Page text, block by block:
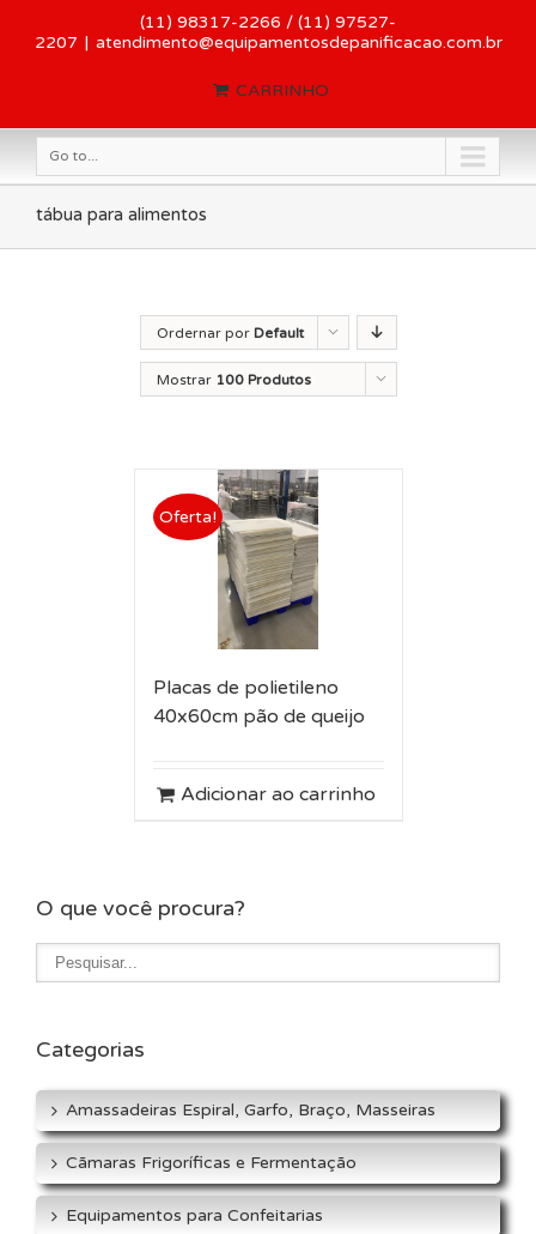
(11) 98317-2266 / (11) 97527-
2207 | atendimento@equipamentosdepanificacao.com.br
CARRINHO
Go to...
tábua para alimentos
Ordernar por Default
Order
Mostrar 100 Produtos
Oferta!
Placas de polietileno
40x60cm pão de queijo
Adicionar ao carrinho
O que você procura?
Categorias
Amassadeiras Espiral, Garfo, Braço, Masseiras
Cãmaras Frigoríficas e Fermentação
Equipamentos para Confeitarias